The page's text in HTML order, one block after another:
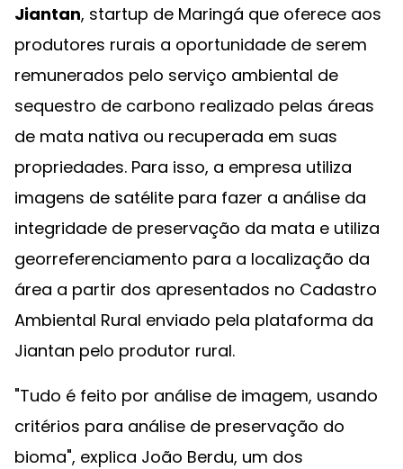
Jiantan, startup de Maringá que oferece aos
produtores rurais a oportunidade de serem
remunerados pelo serviço ambiental de
sequestro de carbono realizado pelas áreas
de mata nativa ou recuperada em suas
propriedades. Para isso, a empresa utiliza
imagens de satélite para fazer a análise da
integridade de preservação da mata e utiliza
georreferenciamento para a localização da
área a partir dos apresentados no Cadastro
Ambiental Rural enviado pela plataforma da
Jiantan pelo produtor rural.
"Tudo é feito por análise de imagem, usando
critérios para análise de preservação do
bioma", explica João Berdu, um dos